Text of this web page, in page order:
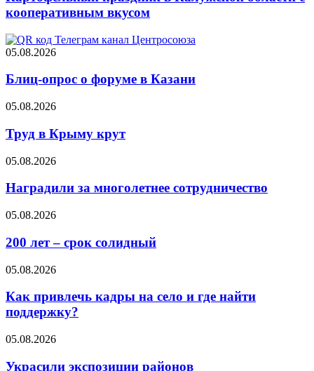
кооперативным вкусом
05.08.2026
Блиц-опрос о форуме в Казани
05.08.2026
Труд в Крыму крут
05.08.2026
Наградили за многолетнее сотрудничество
05.08.2026
200 лет – срок солидный
05.08.2026
Как привлечь кадры на село и где найти
поддержку?
05.08.2026
Украсили экспозиции районов